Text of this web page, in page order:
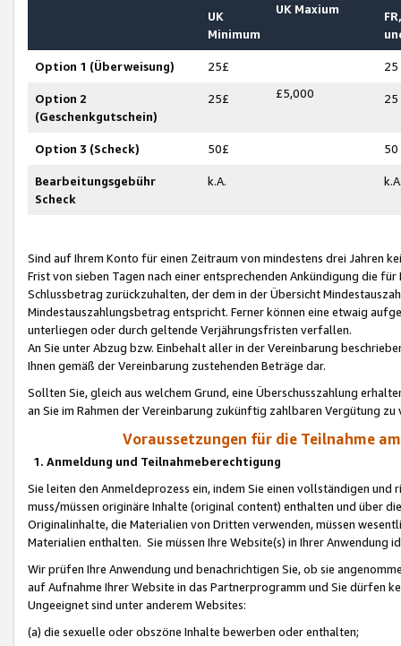
UK
Minimum
UK Maxium
Option 1 (Überweisung) 25£ 25
Option 2
(Geschenkgutschein)
25£ £5,000 25
Option 3 (Scheck) 50£ 50
Bearbeitungsgebühr
Scheck
k.A.
Sind auf Ihrem Konto für einen Zeitraum von mindestens drei Jahren
Frist von sieben Tagen nach einer entsprechenden Ankündigung die
Schlussbetrag zurückzuhalten, der dem in der Übersicht
Mindestauszahlungsbetrag entspricht. Ferner können eine etwaig
unterliegen oder durch geltende Verjährungsfristen verfallen.
An Sie unter Abzug bzw. Einbehalt aller in der Vereinbarung
Ihnen gemäß der Vereinbarung zustehenden Beträge dar.
Sollten Sie, gleich aus welchem Grund, eine Überschusszahlung
an Sie im Rahmen der Vereinbarung zukünftig zahlbaren Vergütung zu
Voraussetzungen für die Teilnahme
1. Anmeldung und Teilnahmeberechtigung
Sie leiten den Anmeldeprozess ein, indem Sie einen vollständigen
muss/müssen originäre Inhalte (original content) enthalten und über
Originalinhalte, die Materialien von Dritten verwenden, müssen
Materialien enthalten. Sie müssen Ihre Website(s) in Ihrer Anwendung
Wir prüfen Ihre Anwendung und benachrichtigen Sie, ob sie
auf Aufnahme Ihrer Website in das Partnerprogramm und Sie dürfen
Ungeeignet sind unter anderem Websites:
(a) die sexuelle oder obszöne Inhalte bewerben oder enthalten;